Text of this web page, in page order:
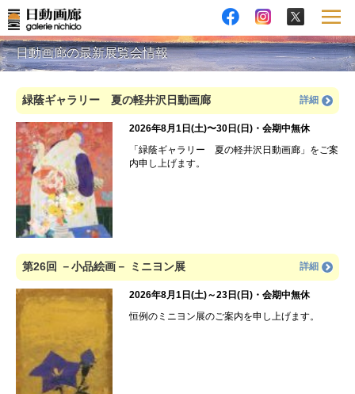
日動画廊の最新展覧会情報
緑蔭ギャラリー 夏の軽井沢日動画廊 詳細
2026年8月1日(土)〜30日(日)・会期中無休
「緑蔭ギャラリー 夏の軽井沢日動画廊」をご案
内申し上げます。
第26回 －小品絵画－ ミニヨン展 詳細
2026年8月1日(土)～23日(日)・会期中無休
恒例のミニヨン展のご案内を申し上げます。